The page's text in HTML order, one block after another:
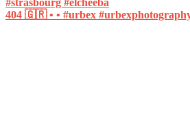
404 🇬🇷 • • #urbex